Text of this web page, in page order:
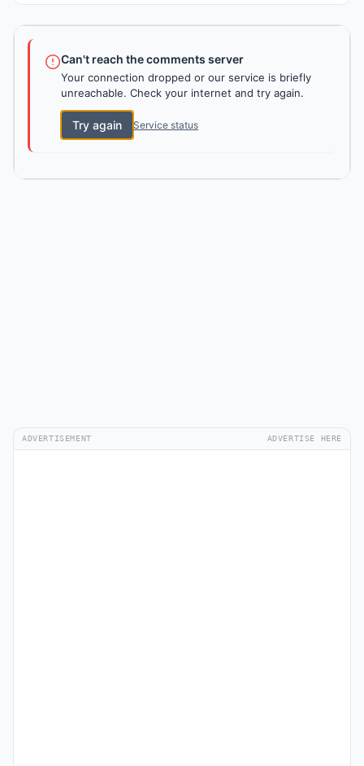
Can't reach the comments server
Your connection dropped or our service is briefly
unreachable. Check your internet and try again.
Try again Service status
ADVERTISEMENT ADVERTISE HERE